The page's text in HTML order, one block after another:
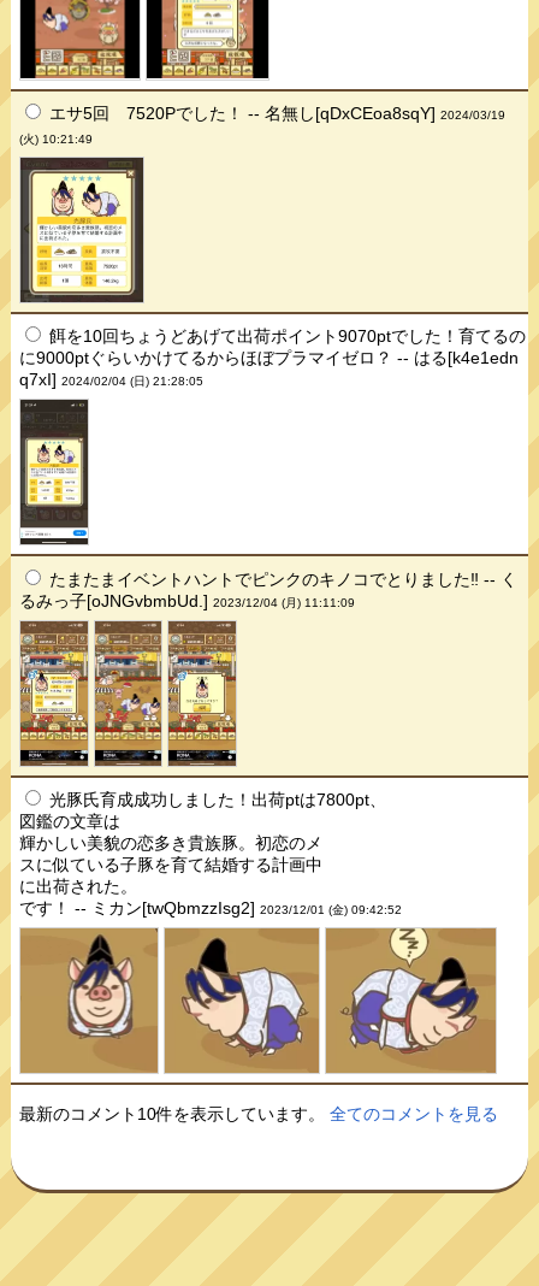
エサ5回 7520Pでした！ -- 名無し[qDxCEoa8sqY]2024/03/19
(火) 10:21:49
餌を10回ちょうどあげて出荷ポイント9070ptでした！育てるの
に9000ptぐらいかけてるからほぼプラマイゼロ？ -- はる[k4e1edn
q7xI]2024/02/04 (日) 21:28:05
たまたまイベントハントでピンクのキノコでとりました‼️ -- く
るみっ子[oJNGvbmbUd.]2023/12/04 (月) 11:11:09
光豚氏育成成功しました！出荷ptは7800pt、
図鑑の文章は
輝かしい美貌の恋多き貴族豚。初恋のメ
スに似ている子豚を育て結婚する計画中
に出荷された。
です！ -- ミカン[twQbmzzIsg2]2023/12/01 (金) 09:42:52
最新のコメント10件を表示しています。全てのコメントを見る